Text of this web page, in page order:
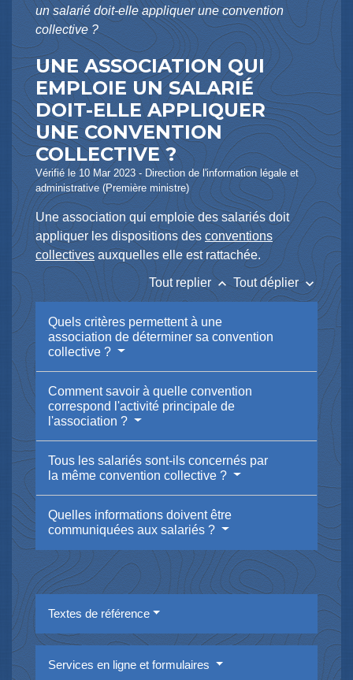
un salarié doit-elle appliquer une convention
collective ?
UNE ASSOCIATION QUI
EMPLOIE UN SALARIÉ
DOIT-ELLE APPLIQUER
UNE CONVENTION
COLLECTIVE ?
Vérifié le 10 Mar 2023 - Direction de l'information légale et
administrative (Première ministre)
Une association qui emploie des salariés doit
appliquer les dispositions des conventions
collectives auxquelles elle est rattachée.
Tout replier keyboard_arrow_up Tout déplierkeyboard_arrow_down
Quels critères permettent à une
association de déterminer sa convention
collective ?
Comment savoir à quelle convention
correspond l'activité principale de
l'association ?
Tous les salariés sont-ils concernés par
la même convention collective ?
Quelles informations doivent être
communiquées aux salariés ?
Textes de référence
Services en ligne et formulaires